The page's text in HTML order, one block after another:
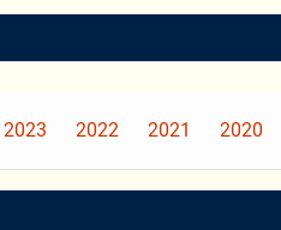
2023 2022 2021 2020